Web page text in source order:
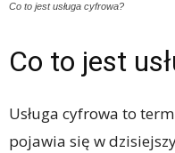
Co to jest usługa cyfrowa?
Co to jest
Usługa cyfrowa to
pojawia się w